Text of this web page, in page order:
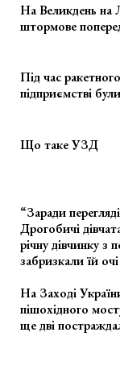
На Великдень на
штормове
Під час
підприємстві
Що таке УЗД
“Заради
Дрогобичі
річну дівчинку з
забризкали їй
На Заході
пішохідного
ще дві